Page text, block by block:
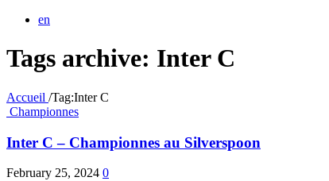
en
Tags archive: Inter C
Accueil /Tag:Inter C
Championnes
Inter C – Championnes au Silverspoon
February 25, 2024 0